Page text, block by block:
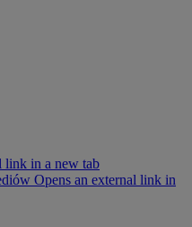
link in a new tab
Opens an external link in